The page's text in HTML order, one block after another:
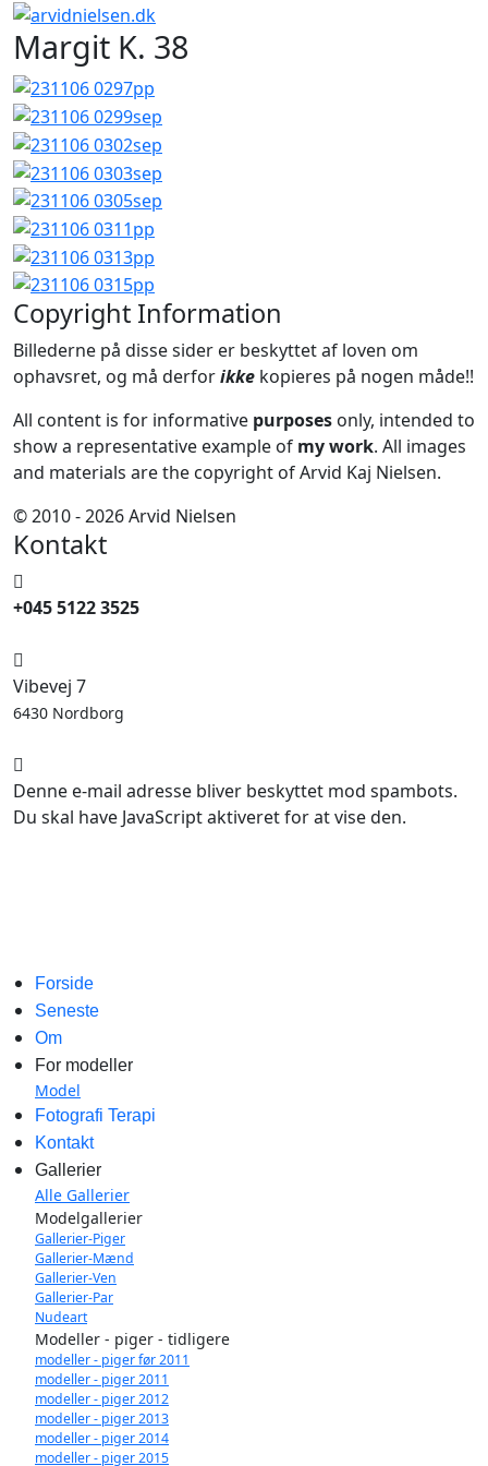
Margit K. 38
Copyright Information
Billederne på disse sider er beskyttet af loven om
ophavsret, og må derforikke kopieres på nogen måde!!
All content is for informative purposes only, intended to
show a representative example of my work. All images
and materials are the copyright of Arvid Kaj Nielsen.
© 2010 - 2026 Arvid Nielsen
Kontakt
+045 5122 3525
Vibevej 7
6430 Nordborg
Denne e-mail adresse bliver beskyttet mod spambots.
Du skal have JavaScript aktiveret for at vise den.
Forside
Seneste
Om
For modeller
Model
Fotografi Terapi
Kontakt
Gallerier
Alle Gallerier
Modelgallerier
Gallerier-Piger
Gallerier-Mænd
Gallerier-Ven
Gallerier-Par
Nudeart
Modeller - piger - tidligere
modeller - piger før 2011
modeller - piger 2011
modeller - piger 2012
modeller - piger 2013
modeller - piger 2014
modeller - piger 2015